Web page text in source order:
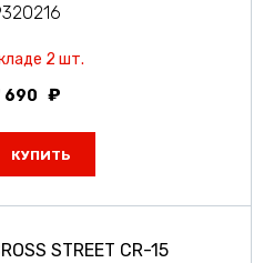
2 шт.
690
КУПИТЬ
STREET CR-15